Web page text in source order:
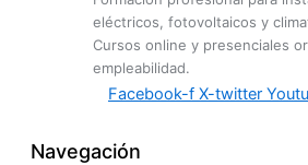
eléctricos, fotovoltaicos y
Cursos online y presenciales
empleabilidad.
Facebook-f X-twitter
Navegación